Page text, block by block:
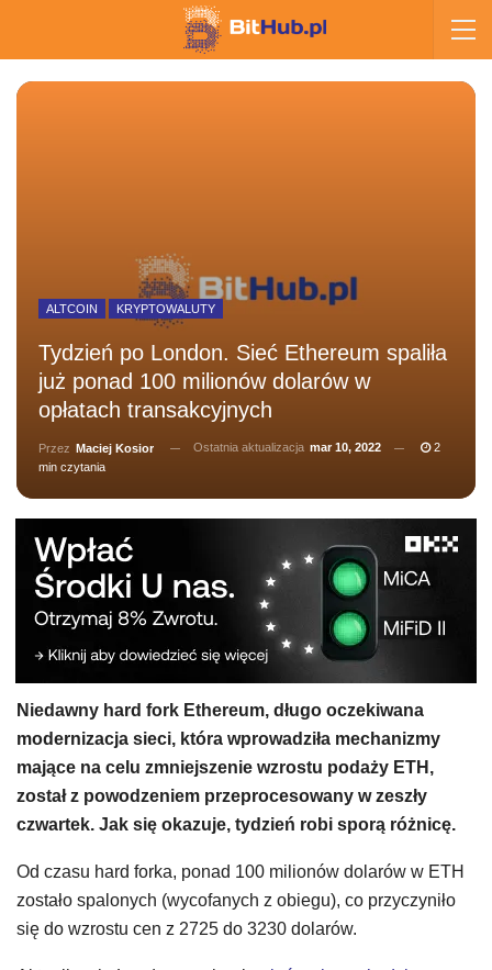
ALTCOIN KRYPTOWALUTY
Tydzień po London. Sieć Ethereum spaliła
już ponad 100 milionów dolarów w
opłatach transakcyjnych
Przez Maciej Kosior Ostatnia aktualizacja mar 10, 2022
2
min czytania
Niedawny hard fork Ethereum, długo oczekiwana
modernizacja sieci, która wprowadziła mechanizmy
mające na celu zmniejszenie wzrostu podaży ETH,
został z powodzeniem przeprocesowany w zeszły
czwartek. Jak się okazuje, tydzień robi sporą różnicę.
Od czasu hard forka, ponad 100 milionów dolarów w ETH
zostało spalonych (wycofanych z obiegu), co przyczyniło
się do wzrostu cen z 2725 do 3230 dolarów.